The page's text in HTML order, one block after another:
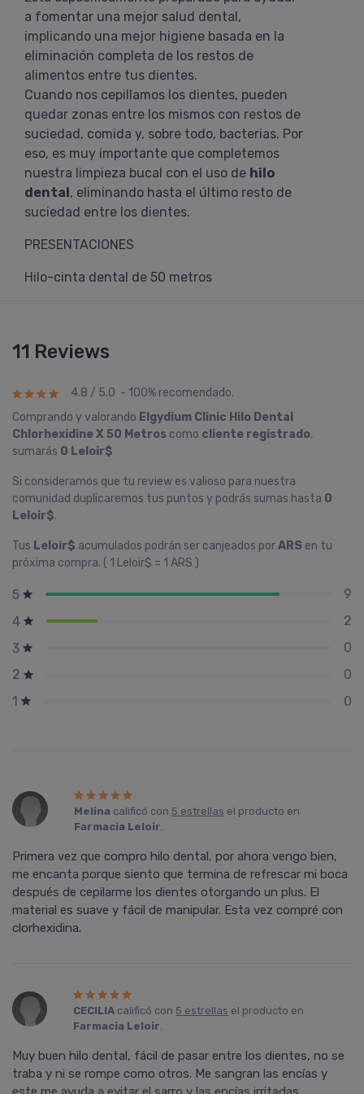
a fomentar una mejor salud dental,
implicando una mejor higiene basada en la
eliminación completa de los restos de
alimentos entre tus dientes.
Cuando nos cepillamos los dientes, pueden
quedar zonas entre los mismos con restos de
suciedad, comida y, sobre todo, bacterias. Por
eso, es muy importante que completemos
nuestra limpieza bucal con el uso de hilo
dental, eliminando hasta el último resto de
suciedad entre los dientes.
PRESENTACIONES
Hilo-cinta dental de 50 metros
11 Reviews
4.8 / 5.0 - 100% recomendado.
Comprando y valorando Elgydium Clinic Hilo Dental
Chlorhexidine X 50 Metros como cliente registrado,
sumarás 0 Leloir$
Si consideramos que tu review es valioso para nuestra
comunidad duplicaremos tus puntos y podrás sumas hasta 0
Leloir$.
Tus Leloir$ acumulados podrán ser canjeados porARS en tu
próxima compra. ( 1 Leloir$ = 1 ARS )
5
9
4
2
3
0
2
0
1
0
Melina calificó con 5 estrellas el producto en
Farmacia Leloir.
Primera vez que compro hilo dental, por ahora vengo bien,
me encanta porque siento que termina de refrescar mi boca
después de cepilarme los dientes otorgando un plus. El
material es suave y fácil de manipular. Esta vez compré con
clorhexidina.
CECILIA calificó con 5 estrellas el producto en
Farmacia Leloir.
Muy buen hilo dental, fácil de pasar entre los dientes, no se
traba y ni se rompe como otros. Me sangran las encías y